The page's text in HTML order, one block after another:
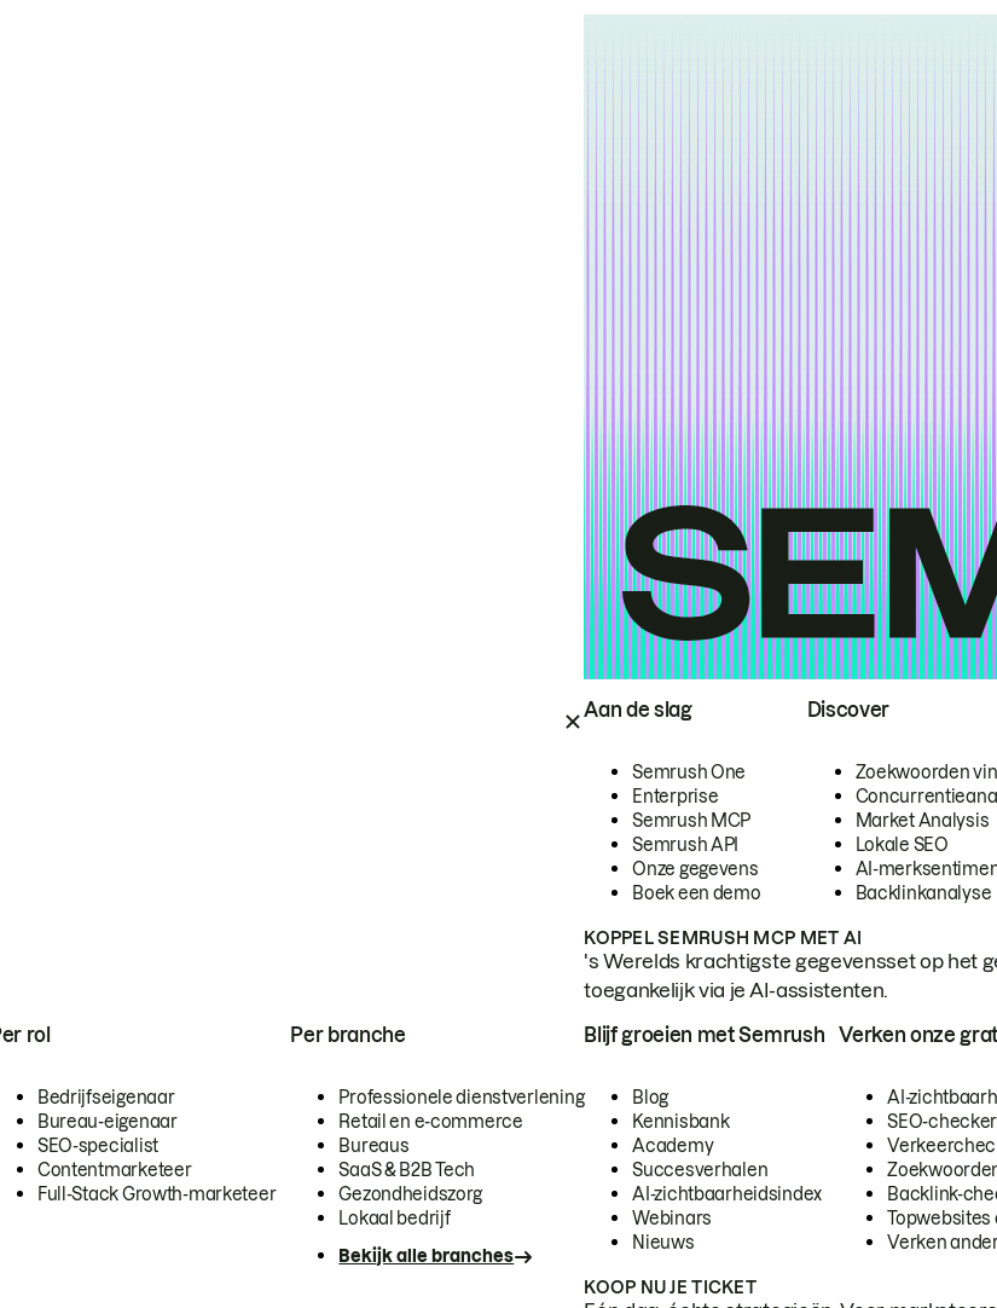
Aan de slag
Semrush One
Enterprise
Semrush MCP
Semrush API
Onze gegevens
Boek een demo
Discover
Zoekwoorden
Market Analysis
Lokale SEO
AI-
Backlinkanalyse
KOPPEL SEMRUSH MCP MET AI
's Werelds krachtigste gegevensset op het
toegankelijk via je AI-assistenten.
rol
Bedrijfseigenaar
Bureau-eigenaar
SEO-specialist
Contentmarketeer
Full-Stack Growth-marketeer
Per branche
Professionele dienstverlening
Retail en e-commerce
Bureaus
SaaS & B2B Tech
Gezondheidszorg
Lokaal bedrijf
Bekijk alle branches
Blijf groeien met Semrush
Blog
Kennisbank
Academy
Succesverhalen
AI-zichtbaarheidsindex
Webinars
Nieuws
Verken onze
AI-
SEO-checker
Backlink-
Topwebsites
Verken
KOOP NU JE TICKET